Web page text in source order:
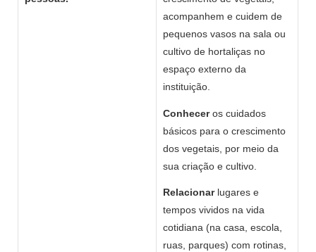
acompanhem e cuidem de
pequenos vasos na sala ou
cultivo de hortaliças no
espaço externo da
instituição.
Conheceros cuidados
básicos para o crescimento
dos vegetais, por meio da
sua criação e cultivo.
Relacionarlugares e
tempos vividos na vida
cotidiana (na casa, escola,
ruas, parques) com rotinas,